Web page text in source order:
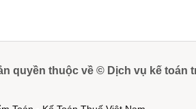
quyền thuộc về © Dịch vụ kế toán